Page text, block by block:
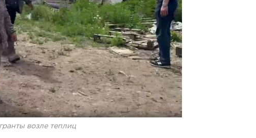
возле теплиц